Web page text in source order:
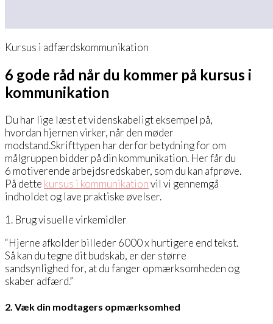
Kursus i adfærdskommunikation
6 gode råd når du kommer på kursus i
kommunikation
Du har lige læst et videnskabeligt eksempel på,
hvordan hjernen virker, når den møder
modstand.Skrifttypen har derfor betydning for om
målgruppen bidder på din kommunikation. Her får du
6 motiverende arbejdsredskaber, som du kan afprøve.
På dette kursus i kommunikationvil vi gennemgå
indholdet og lave praktiske øvelser.
1. Brug visuelle virkemidler
“Hjerne afkolder billeder 6000 x hurtigere end tekst.
Så kan du tegne dit budskab, er der større
sandsynlighed for, at du fanger opmærksomheden og
skaber adfærd.”
2. Væk din modtagers opmærksomhed